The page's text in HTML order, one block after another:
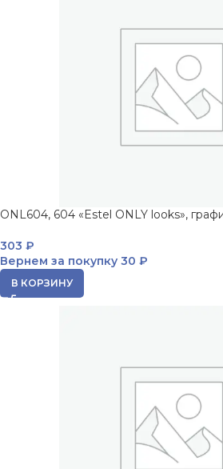
ONL604, 604 «Estel ONLY looks»,
303 ₽
Вернем за покупку 30 ₽
В КОРЗИНУ